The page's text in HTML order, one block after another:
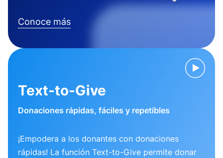
Conoce más
Text-to-Give
Donaciones rápidas, fáciles y repetibles
¡Empodera a los donantes con donaciones
rápidas! La función Text-to-Give permite donar